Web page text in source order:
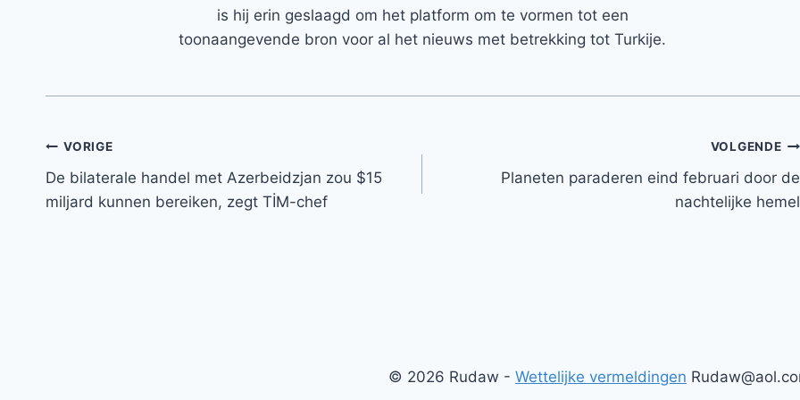
is hij erin geslaagd om het platform om te vormen tot een
toonaangevende bron voor al het nieuws met betrekking tot Turkije.
Bericht
navigatie
VORIGE
De bilaterale handel met Azerbeidzjan zou $15
miljard kunnen bereiken, zegt TİM-chef
VOLGENDE
Planeten paraderen eind februari door de
nachtelijke hemel
© 2026 Rudaw - Wettelijke vermeldingen